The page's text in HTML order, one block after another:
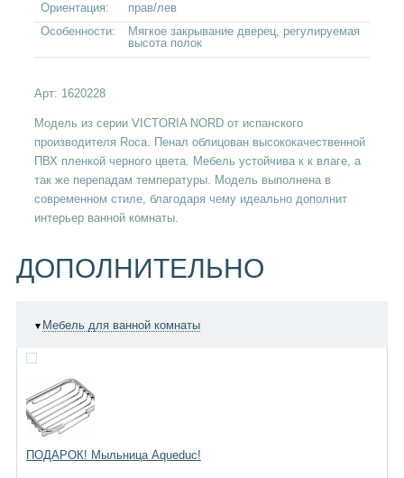
Ориентация:
прав/лев
Особенности:
Мягкое закрывание дверец, регулируемая
высота полок
Арт: 1620228
Модель из серии VICTORIA NORD от испанского
производителя Roca. Пенал облицован высококачественной
ПВХ пленкой черного цвета. Мебель устойчива к к влаге, а
так же перепадам температуры. Модель выполнена в
современном стиле, благодаря чему идеально дополнит
интерьер ванной комнаты.
ДОПОЛНИТЕЛЬНО
▼ Мебель для ванной комнаты
ПОДАРОК! Мыльница Aqueduc!